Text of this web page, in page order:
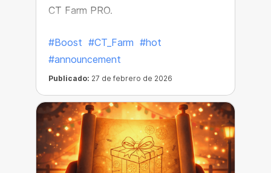
CT Farm PRO.
#Boost #CT_Farm #hot
#announcement
Publicado: 27 de febrero de 2026